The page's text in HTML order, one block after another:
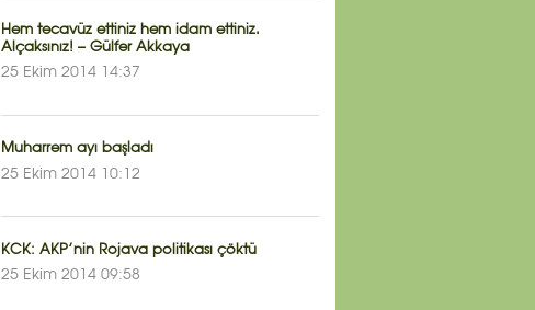
Hem tecavüz ettiniz hem idam ettiniz.
Alçaksınız! – Gülfer Akkaya
25 Ekim 2014 14:37
Muharrem ayı başladı
25 Ekim 2014 10:12
KCK: AKP’nin Rojava politikası çöktü
25 Ekim 2014 09:58